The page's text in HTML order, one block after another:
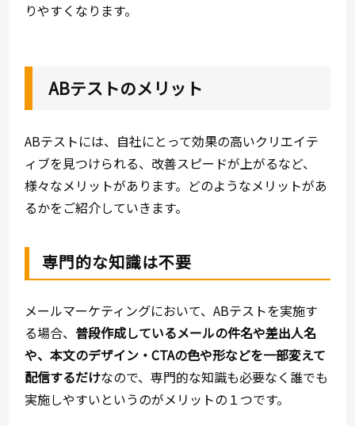
りやすくなります。
ABテストのメリット
ABテストには、自社にとって効果の高いクリエイテ
ィブを見つけられる、改善スピードが上がるなど、
様々なメリットがあります。どのようなメリットがあ
るかをご紹介していきます。
専門的な知識は不要
メールマーケティングにおいて、ABテストを実施す
る場合、 普段作成しているメールの件名や差出人名
や、本文のデザイン・CTAの色や形などを一部変えて
配信するだけなので、専門的な知識も必要なく誰でも
実施しやすいというのがメリットの１つです。